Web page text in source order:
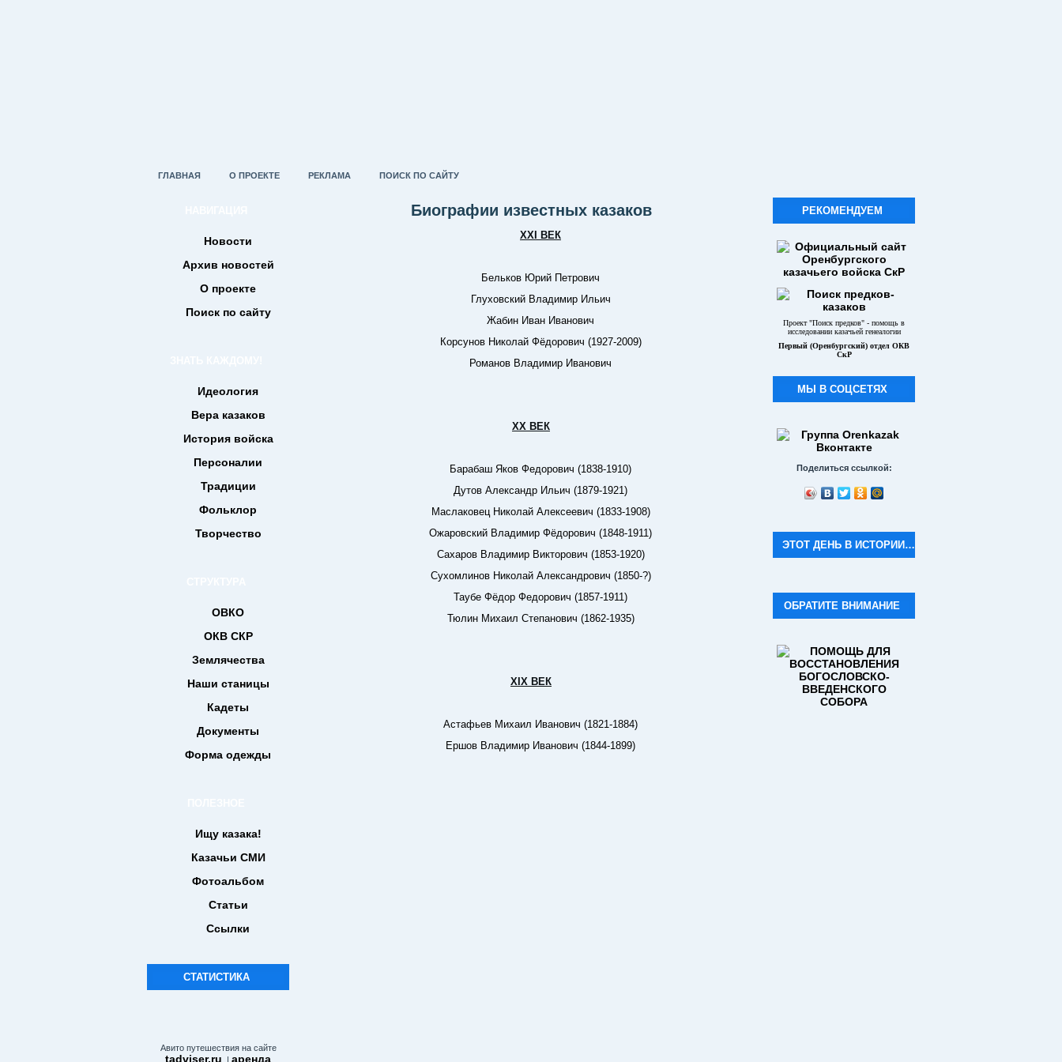
ГЛАВНАЯ О ПРОЕКТЕ РЕКЛАМА ПОИСК ПО САЙТУ
Новости
Архив новостей
О проекте
Поиск по сайту
Идеология
Вера казаков
История войска
Персоналии
Традиции
Фольклор
Творчество
ОВКО
ОКВ СКР
Землячества
Наши станицы
Кадеты
Документы
Форма одежды
Ищу казака!
Казачьи СМИ
Фотоальбом
Статьи
Ссылки
СТАТИСТИКА
Авито путешествия на сайте
tadviser.ru . | аренда
Биографии известных казаков
ХХI ВЕК
Бельков Юрий Петрович
Глуховский Владимир Ильич
Жабин Иван Иванович
Корсунов Николай Фёдорович (1927-2009)
Романов Владимир Иванович
ХХ ВЕК
Барабаш Яков Федорович (1838-1910)
Дутов Александр Ильич (1879-1921)
Маслаковец Николай Алексеевич (1833-1908)
Ожаровский Владимир Фёдорович (1848-1911)
Сахаров Владимир Викторович (1853-1920)
Сухомлинов Николай Александрович (1850-?)
Таубе Фёдор Федорович (1857-1911)
Тюлин Михаил Степанович (1862-1935)
ХIХ ВЕК
Астафьев Михаил Иванович (1821-1884)
Ершов Владимир Иванович (1844-1899)
РЕКОМЕНДУЕМ
Проект "Поиск предков" - помощь в
исследовании казачьей генеалогии
Первый (Оренбургский) отдел ОКВ
СкР
МЫ В СОЦСЕТЯХ
Поделиться ссылкой:
ЭТОТ ДЕНЬ В ИСТОРИИ…
ОБРАТИТЕ ВНИМАНИЕ